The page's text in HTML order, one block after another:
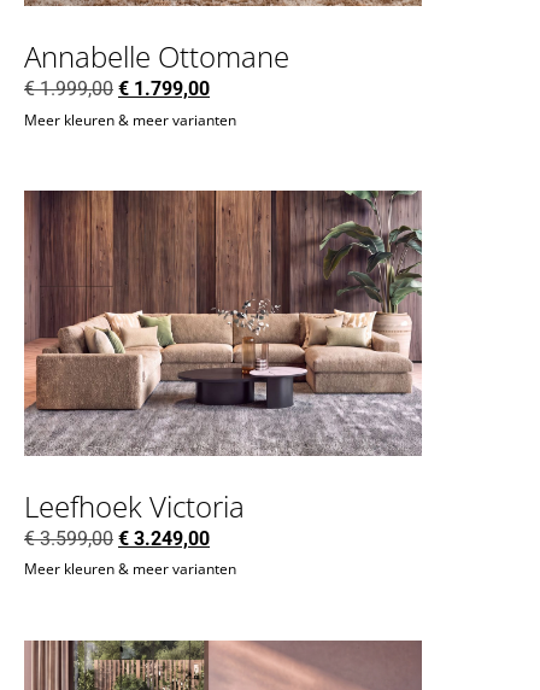
Annabelle Ottomane
€1.999,00 € 1.799,00
Meer kleuren & meer varianten
Leefhoek Victoria
€3.599,00 € 3.249,00
Meer kleuren & meer varianten